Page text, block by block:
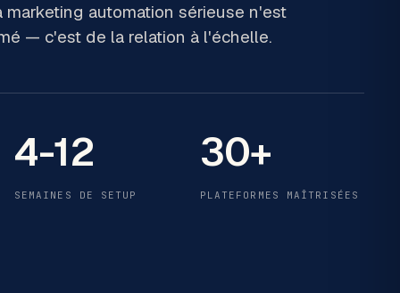
marketing automation sérieuse n'est
— c'est de la relation à l'échelle.
4-12
SEMAINES DE SETUP
30+
PLATEFORMES MAÎTRISÉES